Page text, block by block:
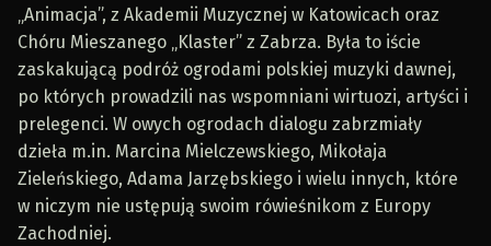
„Animacja”, z Akademii Muzycznej w Katowicach oraz
Chóru Mieszanego „Klaster” z Zabrza. Była to iście
zaskakującą podróż ogrodami polskiej muzyki dawnej,
po których prowadzili nas wspomniani wirtuozi, artyści i
prelegenci. W owych ogrodach dialogu zabrzmiały
dzieła m.in. Marcina Mielczewskiego, Mikołaja
Zieleńskiego, Adama Jarzębskiego i wielu innych, które
w niczym nie ustępują swoim rówieśnikom z Europy
Zachodniej.